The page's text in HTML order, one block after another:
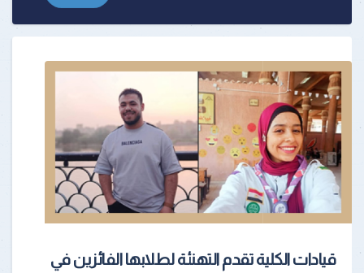
قيادات الكلية تقدم التهنئة لطلابها الفائزين في